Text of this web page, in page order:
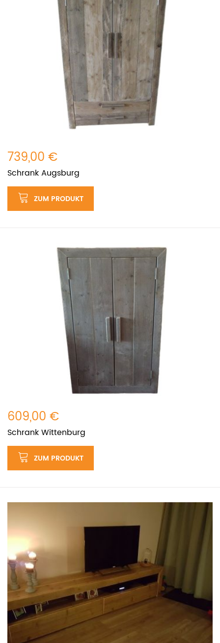
739,00 €
Schrank Augsburg
ZUM PRODUKT
609,00 €
Schrank Wittenburg
ZUM PRODUKT